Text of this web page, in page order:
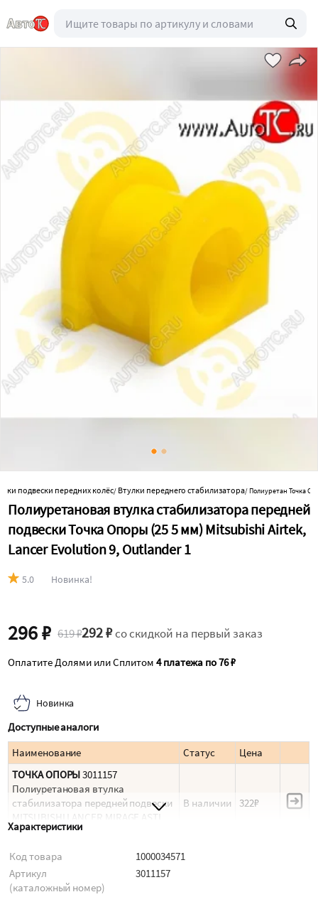
подвески передних колёс/ Втулки переднего стабилизатора/ Полиуретан Точка
Полиуретановая втулка стабилизатора передней
подвески Точка Опоры (25 5 мм) Mitsubishi Airtek,
Lancer Evolution 9, Outlander 1
5.0 Новинка!
296 ₽ 619 ₽292 ₽со скидкой на первый заказ
Оплатите Долями или Сплитом4 платежа по 76 ₽
Новинка
Доступные аналоги
Наименование
Статус
Цена
ТОЧКА ОПОРЫ3011157
Полиуретановая втулка
стабилизатора передней подвески
MITSUBISHI LANCER MIRAGE ASTI
CS5W AIRTREK C
В наличии 322₽
SCANIA3011157
Рамка
Под заказ
Характеристики
Код товара
1000034571
Артикул
(каталожный номер)
3011157